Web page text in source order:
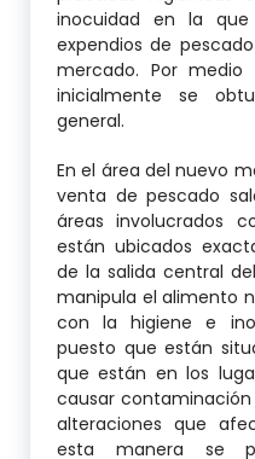
inocuidad en la
expendios de
mercado. Por medio
inicialmente se
general.
En el área del nuevo
venta de pescado
áreas involucrados
están ubicados
de la salida central
manipula el alimento
con la higiene e
puesto que están
que están en los
causar contaminación
alteraciones que
esta manera se